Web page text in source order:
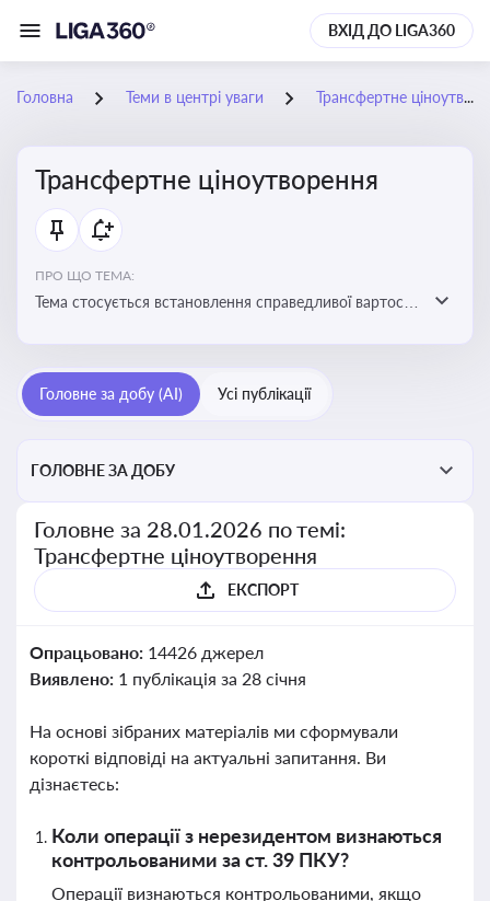
ВХІД ДО LIGA360
Головна Теми в центрі уваги Трансфертне ціноутворення
Трансфертне ціноутворення
ПРО ЩО ТЕМА:
Тема стосується встановлення справедливої вартості
Головне за добу (AI) Усі публікації
ГОЛОВНЕ ЗА ДОБУ
Головне за 28.01.2026 по темі:
Трансфертне ціноутворення
ЕКСПОРТ
Опрацьовано: 14426 джерел
Виявлено: 1 публікація за 28 січня
На основі зібраних матеріалів ми сформували
короткі відповіді на актуальні запитання. Ви
дізнаєтесь:
Коли операції з нерезидентом визнаються
контрольованими за ст. 39 ПКУ?
Операції визнаються контрольованими, якщо